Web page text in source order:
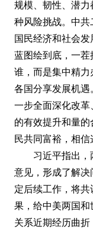
规模、韧性、潜
种风险挑战。中共
国民经济和社会
蓝图绘到底，一
谁，而是集中精
各国分享发展机
一步全面深化改
的有效提升和量的
民共同富裕，相信
习近平指出
意见，形成了解
定后续工作，将
果，给中美两国和
关系近期经历曲